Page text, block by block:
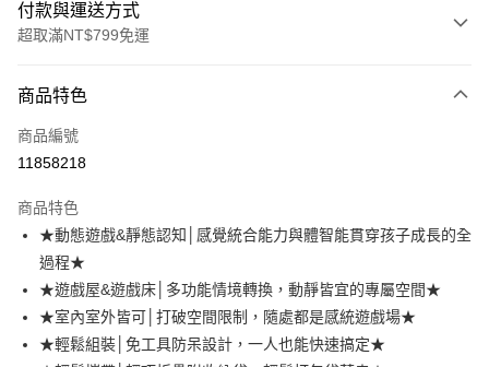
付款與運送方式
超取滿NT$799免運
信用卡一次付款
LINE Pay
街口支付
悠遊付
全盈+PAY
AFTEE先享後付
商品特色
商品編號
11858218
商品特色
★動態遊戲&靜態認知│感覺統合能力與體智能貫穿孩子成長的全
過程★
★遊戲屋&遊戲床│多功能情境轉換，動靜皆宜的專屬空間★
★室內室外皆可│打破空間限制，隨處都是感統遊戲場★
★輕鬆組裝│免工具防呆設計，一人也能快速搞定★